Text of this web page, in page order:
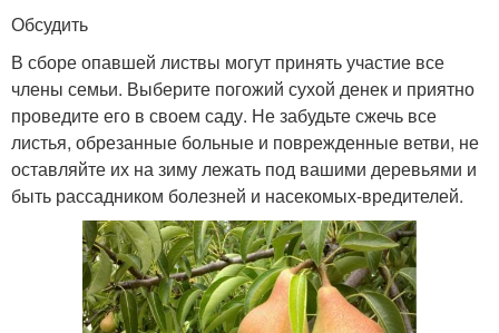
Обсудить
В сборе опавшей листвы могут принять участие все
члены семьи. Выберите погожий сухой денек и приятно
проведите его в своем саду. Не забудьте сжечь все
листья, обрезанные больные и поврежденные ветви, не
оставляйте их на зиму лежать под вашими деревьями и
быть рассадником болезней и насекомых-вредителей.